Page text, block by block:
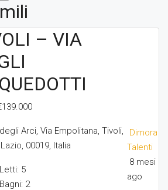
– VIA
Arci, Via Empolitana, Tivoli,
00019, Italia
Letti: 5
Bagni: 2
Dimora
Talenti
8 mesi
ago